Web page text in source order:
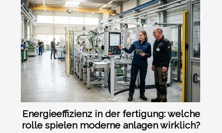
Energieeffizienz in der fertigung: welche
rolle spielen moderne anlagen wirklich?